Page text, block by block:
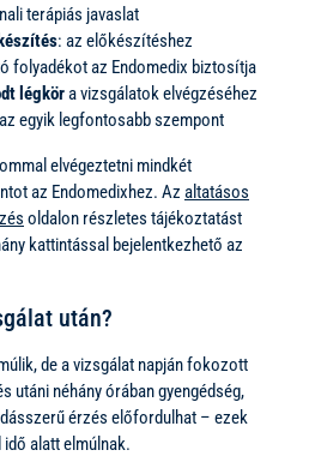
terápiás javaslat
: az előkészítéshez
folyadékot az Endomedix biztosítja
légköra vizsgálatok elvégzéséhez
egyik legfontosabb szempont
elvégeztetni mindkét
az Endomedixhez. Az altatásos
oldalon részletes tájékoztatást
kattintással bejelentkezhető az
után?
de a vizsgálat napján fokozott
utáni néhány órában gyengédség,
érzés előfordulhat – ezek
alatt elmúlnak.